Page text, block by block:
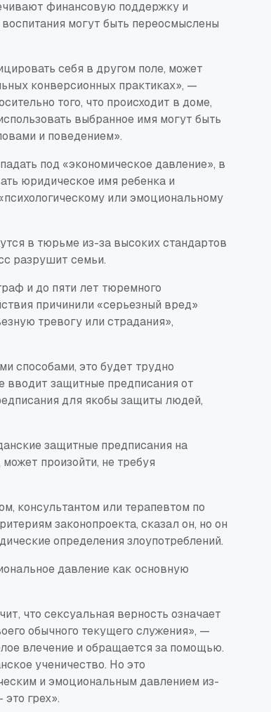
финансовую поддержку и
могут быть переосмыслены
себя в другом поле, может
конверсионных практиках», —
того, что происходит в доме,
выбранное имя могут быть
и поведением».
под «экономическое давление», в
юридическое имя ребенка и
или эмоциональному
в тюрьме из-за высоких стандартов
разрушит семьи.
и до пяти лет тюремного
причинили «серьезный вред»
тревогу или страдания»,
способами, это будет трудно
вводит защитные предписания от
для якобы защиты людей,
защитные предписания на
произойти, не требуя
консультантом или терапевтом по
законопроекта, сказал он, но он
определения злоупотреблений.
давление как основную
что сексуальная верность означает
обычного текущего служения», —
влечение и обращается за помощью.
ученичество. Но это
и эмоциональным давлением из-
грех».